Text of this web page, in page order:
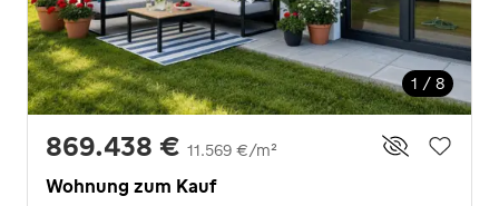
1 / 8
869.438 € 11.569 €/m²
Wohnung zum Kauf